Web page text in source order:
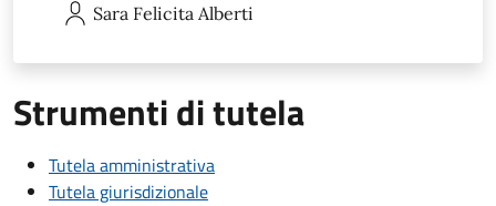
Sara Felicita Alberti
Strumenti di tutela
Tutela amministrativa
Tutela giurisdizionale